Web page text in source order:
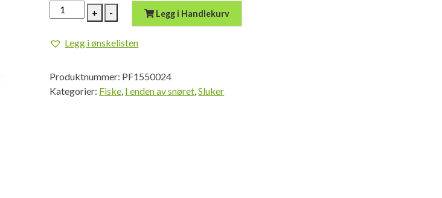
+
Sölv
Rull
UV
Tail
antall
- Legg i Handlekurv
Legg i ønskelisten
Produktnummer: PF1550024
Kategorier: Fiske, I enden av snøret,Sluker